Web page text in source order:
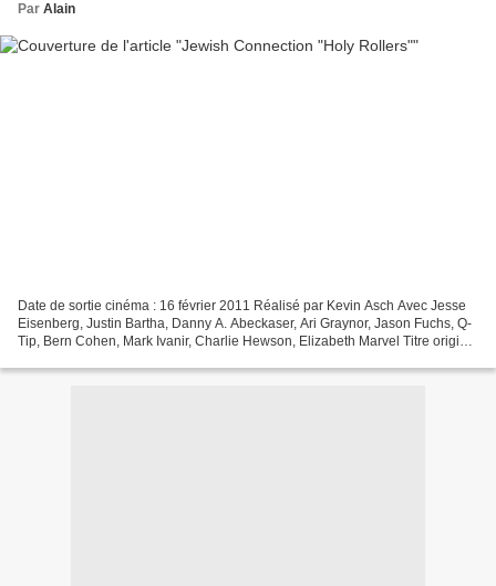
Par Alain
Date de sortie cinéma : 16 février 2011 Réalisé par Kevin Asch Avec Jesse
Eisenberg, Justin Bartha, Danny A. Abeckaser, Ari Graynor, Jason Fuchs, Q-
Tip, Bern Cohen, Mark Ivanir, Charlie Hewson, Elizabeth Marvel Titre original